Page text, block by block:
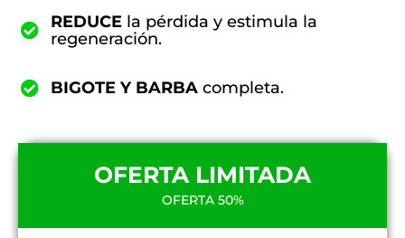
REDUCE la pérdida y estimula la
regeneración.
BIGOTE Y BARBA completa.
OFERTA LIMITADA
OFERTA 50%